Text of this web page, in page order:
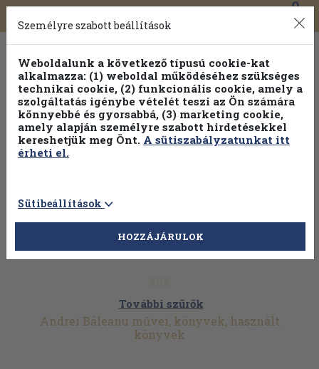
Toggle
navigation
0
További szűrők
Andrei Báleanu művei, könyvek, használt
könyvek
Személyre szabott beállítások
Weboldalunk a következő típusú cookie-kat
alkalmazza: (1) weboldal működéséhez szükséges
technikai cookie, (2) funkcionális cookie, amely a
szolgáltatás igénybe vételét teszi az Ön számára
könnyebbé és gyorsabbá, (3) marketing cookie,
amely alapján személyre szabott hirdetésekkel
kereshetjük meg Önt. A sütiszabályzatunkat itt
érheti el.
Sütibeállítások
HOZZÁJÁRULOK